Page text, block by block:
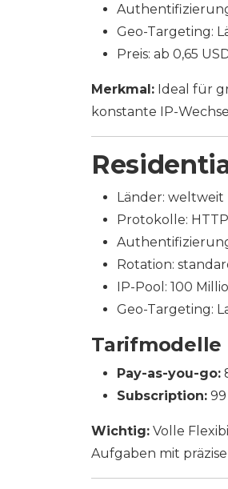
Geo-Targeting:
Preis: ab 0,65
Merkmal: Ideal für
konstante IP-
Länder: weltweit
Protokolle:
Rotation:
IP-Pool: 100
Geo-Targeting:
Tarifmodelle
Pay-as-you-go:
Subscription:
Wichtig: Volle
Aufgaben mit